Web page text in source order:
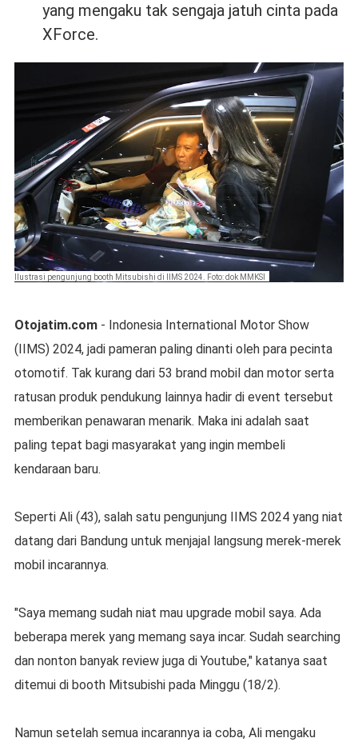
yang mengaku tak sengaja jatuh cinta pada
XForce.
Ilustrasi pengunjung booth Mitsubishi di IIMS 2024. Foto: dok MMKSI
Otojatim.com- Indonesia International Motor Show
(IIMS) 2024, jadi pameran paling dinanti oleh para pecinta
otomotif. Tak kurang dari 53 brand mobil dan motor serta
ratusan produk pendukung lainnya hadir di event tersebut
memberikan penawaran menarik. Maka ini adalah saat
paling tepat bagi masyarakat yang ingin membeli
kendaraan baru.
Seperti Ali (43), salah satu pengunjung IIMS 2024 yang niat
datang dari Bandung untuk menjajal langsung merek-merek
mobil incarannya.
"Saya memang sudah niat mau upgrade mobil saya. Ada
beberapa merek yang memang saya incar. Sudah searching
dan nonton banyak review juga di Youtube," katanya saat
ditemui di booth Mitsubishi pada Minggu (18/2).
Namun setelah semua incarannya ia coba, Ali mengaku